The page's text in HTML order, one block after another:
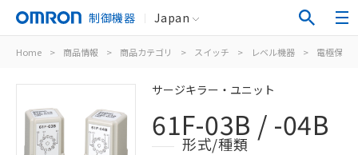
制御機器 Japan
Home > 商品情報 > 商品カテゴリ > スイッチ > レベル機器 > 電極保持
サージキラー・ユニット
61F-03B / -04B
形式/種類